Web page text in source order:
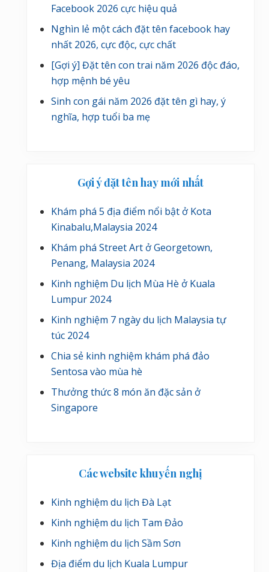
Facebook 2026 cực hiệu quả
Nghìn lẻ một cách đặt tên facebook hay
nhất 2026, cực độc, cực chất
[Gợi ý] Đặt tên con trai năm 2026 độc đáo,
hợp mệnh bé yêu
Sinh con gái năm 2026 đặt tên gì hay, ý
nghĩa, hợp tuổi ba mẹ
Gợi ý đặt tên hay mới nhất
Khám phá 5 địa điểm nổi bật ở Kota
Kinabalu,Malaysia 2024
Khám phá Street Art ở Georgetown,
Penang, Malaysia 2024
Kinh nghiệm Du lịch Mùa Hè ở Kuala
Lumpur 2024
Kinh nghiệm 7 ngày du lịch Malaysia tự
túc 2024
Chia sẻ kinh nghiệm khám phá đảo
Sentosa vào mùa hè
Thưởng thức 8 món ăn đặc sản ở
Singapore
Các website khuyến nghị
Kinh nghiệm du lịch Đà Lạt
Kinh nghiệm du lịch Tam Đảo
Kinh nghiệm du lịch Sầm Sơn
Địa điểm du lịch Kuala Lumpur